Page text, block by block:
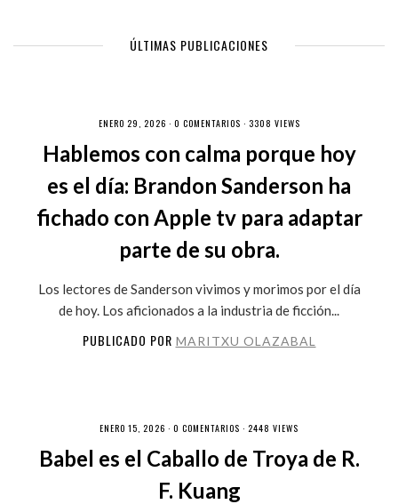
ÚLTIMAS PUBLICACIONES
ENERO 29, 2026 · 0 COMENTARIOS · 3308 VIEWS
Hablemos con calma porque hoy
es el día: Brandon Sanderson ha
fichado con Apple tv para adaptar
parte de su obra.
Los lectores de Sanderson vivimos y morimos por el día
de hoy. Los aficionados a la industria de ficción...
PUBLICADO POR MARITXU OLAZABAL
ENERO 15, 2026 · 0 COMENTARIOS · 2448 VIEWS
Babel es el Caballo de Troya de R.
F. Kuang